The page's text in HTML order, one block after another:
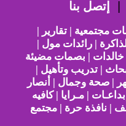
إتصل بنا
مجتمعية | تقارير |
| رائدات مول |
| بصمات مضيئة
| تدريب وتأهيل |
| صحة وجمال | أنصار
| مـرايا | كافيه
| نافذة حرة | مجتمع